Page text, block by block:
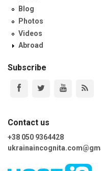
Blog
Photos
Videos
Abroad
Subscribe
Contact us
+38 050 9364428